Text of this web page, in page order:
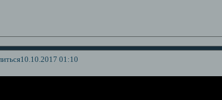
10.10.2017 01:10